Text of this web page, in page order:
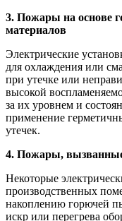
3. Пожары на основе
материалов
Электрические
для охлаждения или
при утечке или
высокой
за их уровнем и
применение
утечек.
4. Пожары,
Некоторые
производственных
накоплению горючей
искр или перегрева